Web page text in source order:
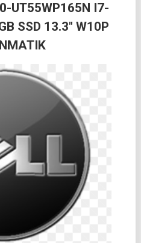
UT55WP165N I7-
SSD 13.3″ W10P